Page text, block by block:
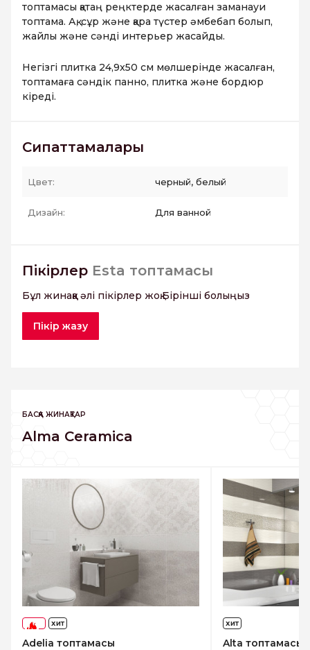
топтамасы қатаң реңктерде жасалған заманауи
топтама. Ақ, сұр және қара түстер әмбебап болып,
жайлы және сәнді интерьер жасайды.
Негізгі плитка 24,9x50 см мөлшерінде жасалған,
топтамаға сәндік панно, плитка және бордюр
кіреді.
Сипаттамалары
Цвет: черный, белый
Дизайн: Для ванной
Пікірлер Esta топтамасы
Бұл жинаққа әлі пікірлер жоқ.Бірінші болыңыз
Пікір жазу
БАСҚА ЖИНАҚТАР
Alma Ceramica
ХИТ
Adelia топтамасы
ХИТ
Alta топтамасы